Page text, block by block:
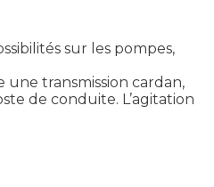
sur les pompes,
une transmission cardan,
de conduite. L’agitation